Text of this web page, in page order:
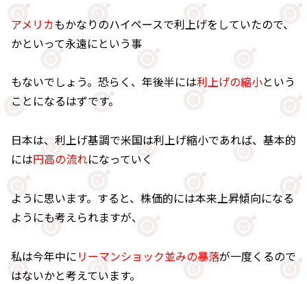
アメリカもかなりのハイペースで利上げをしていたので、
かといって永遠にという事
もないでしょう。恐らく、年後半には利上げの縮小という
ことになるはずです。
日本は、利上げ基調で米国は利上げ縮小であれば、基本的
には円高の流れになっていく
ように思います。すると、株価的には本来上昇傾向になる
ようにも考えられますが、
私は今年中にリーマンショック並みの暴落が一度くるので
はないかと考えています。